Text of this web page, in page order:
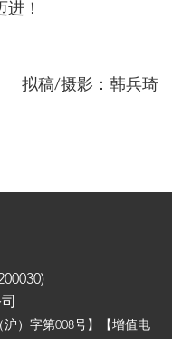
！
拟稿/摄影：韩兵琦
沪）字第008号】【增值电